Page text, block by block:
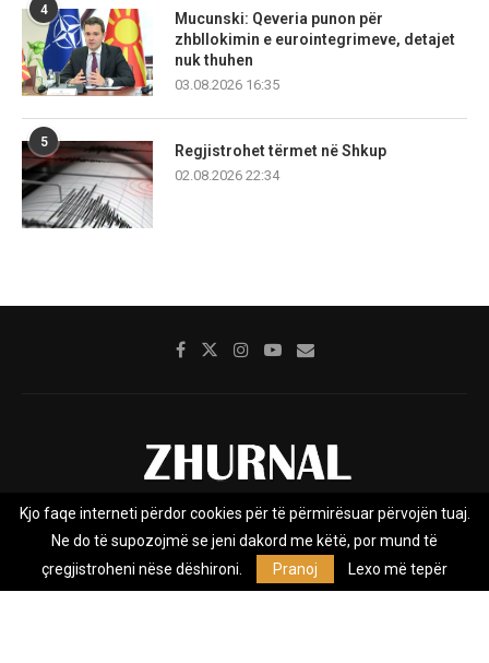
4
Mucunski: Qeveria punon për
zhbllokimin e eurointegrimeve, detajet
nuk thuhen
03.08.2026 16:35
5
Regjistrohet tërmet në Shkup
02.08.2026 22:34
Rreth nesh Impresumi Marketing
Privacy Policy
Zhurnal.mk është Agjenci e Lajmeve e pavarur, e themeluar në vitin
Kjo faqe interneti përdor cookies për të përmirësuar përvojën tuaj.
Ne do të supozojmë se jeni dakord me këtë, por mund të
çregjistroheni nëse dëshironi.
Pranoj Lexo më tepër